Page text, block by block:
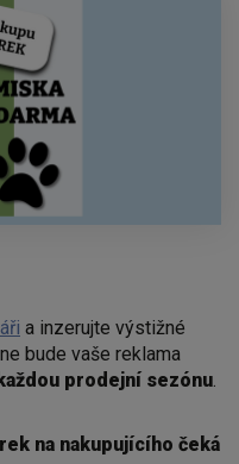
a inzerujte výstižné
bude vaše reklama
prodejní sezónu.
na nakupujícího čeká